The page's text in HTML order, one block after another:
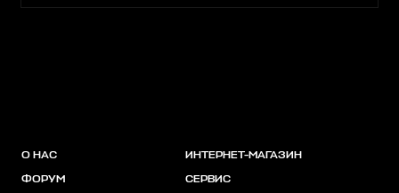
О НАС
ФОРУМ
ИНТЕРНЕТ-МАГАЗИН
СЕРВИС